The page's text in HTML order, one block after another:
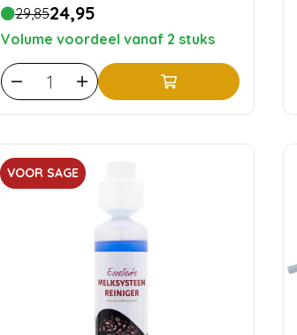
29,8524,95
Volume voordeel vanaf 2 stuks
VOOR SAGE